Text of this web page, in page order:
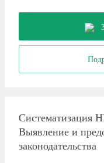
Систематизация
Выявление и
законодательства